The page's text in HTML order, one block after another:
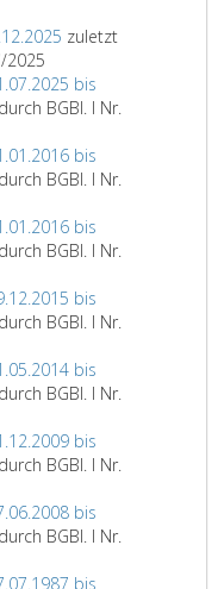
zuletzt
2025
bis
BGBl. I Nr.
bis
BGBl. I Nr.
bis
BGBl. I Nr.
bis
BGBl. I Nr.
bis
BGBl. I Nr.
bis
BGBl. I Nr.
bis
BGBl. I Nr.
bis